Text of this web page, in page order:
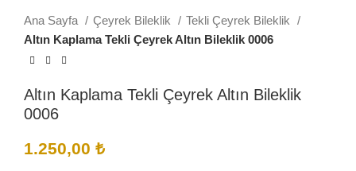
Ana Sayfa Çeyrek Bileklik
Tekli Çeyrek Bileklik
Altın Kaplama Tekli Çeyrek Altın Bileklik 0006
Altın Kaplama Tekli Çeyrek Altın Bileklik
0006
1.250,00 ₺